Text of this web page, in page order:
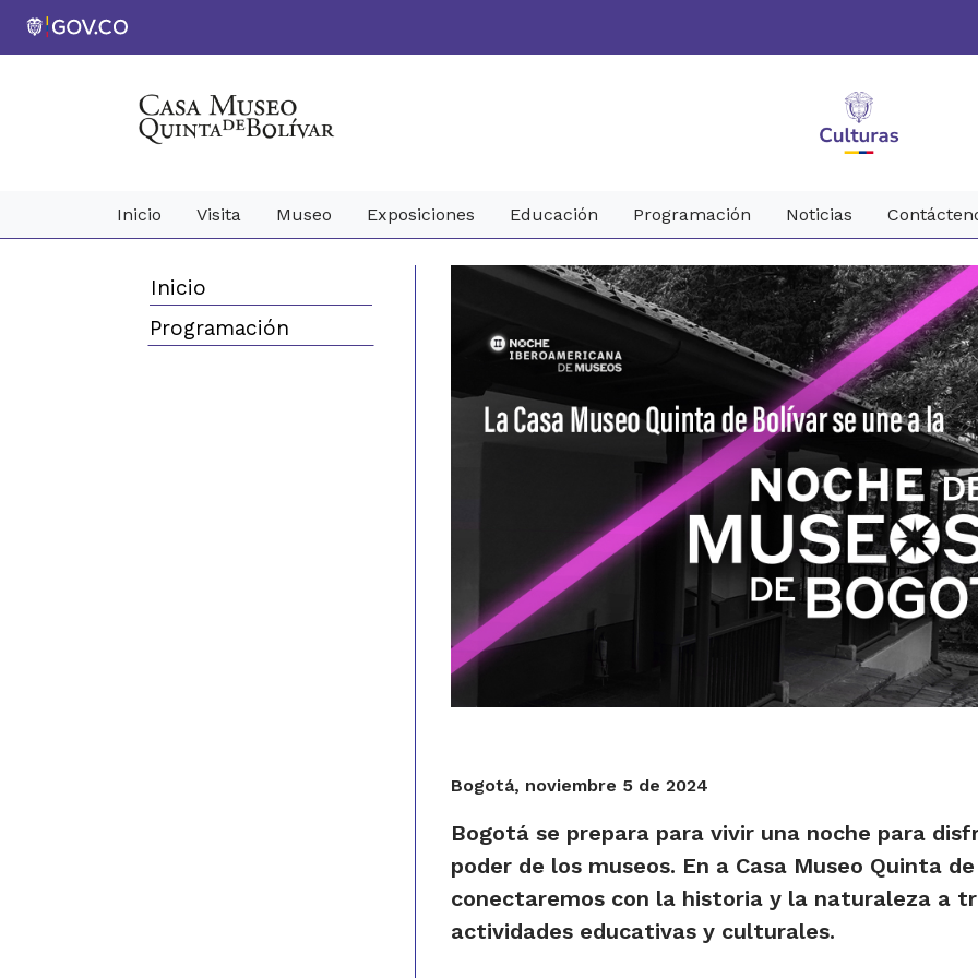
Inicio Visita Museo Exposiciones Educación Programación Noticias
Inicio
Programación
Bogotá, noviembre 5 de 2024
Bogotá se prepara para vivir una noche para
poder de los museos. En a Casa Museo Quinta
conectaremos con la historia y la naturaleza a
actividades educativas y culturales.